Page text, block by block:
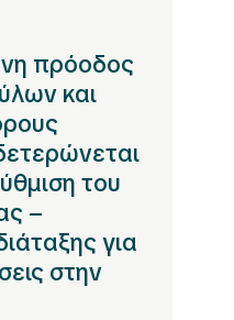
πρόοδος
και
του
–
για
στην